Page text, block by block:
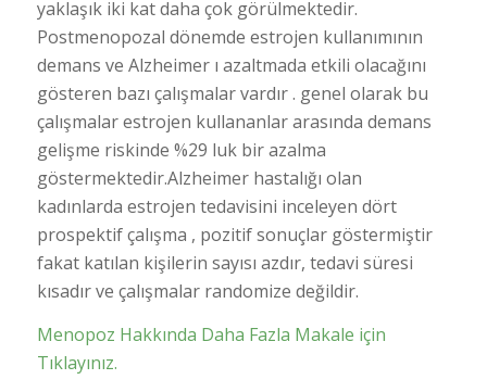
yaklaşık iki kat daha çok görülmektedir.
Postmenopozal dönemde estrojen kullanımının
demans ve Alzheimer ı azaltmada etkili olacağını
gösteren bazı çalışmalar vardır . genel olarak bu
çalışmalar estrojen kullananlar arasında demans
gelişme riskinde %29 luk bir azalma
göstermektedir.Alzheimer hastalığı olan
kadınlarda estrojen tedavisini inceleyen dört
prospektif çalışma , pozitif sonuçlar göstermiştir
fakat katılan kişilerin sayısı azdır, tedavi süresi
kısadır ve çalışmalar randomize değildir.
Menopoz Hakkında Daha Fazla Makale için
Tıklayınız.